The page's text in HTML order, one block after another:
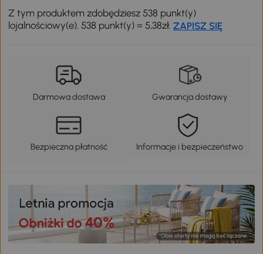
Z tym produktem zdobędziesz 538 punkt(y)
lojalnościowy(e). 538 punkt(y) = 5,38zł.ZAPISZ SIĘ
Darmowa dostawa Gwarancja dostawy
Bezpieczna płatność Informacje i bezpieczeństwo